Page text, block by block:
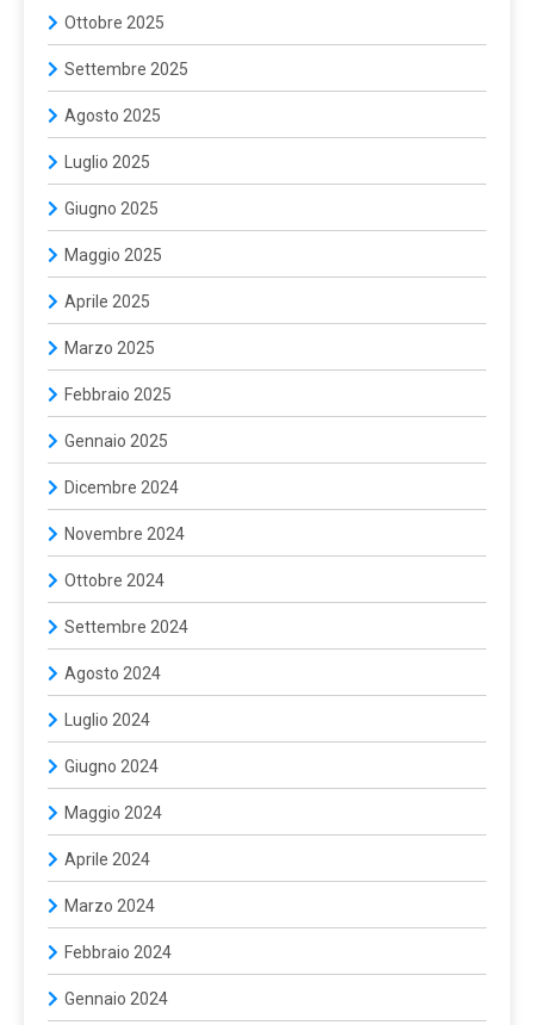
Ottobre 2025
Settembre 2025
Agosto 2025
Luglio 2025
Giugno 2025
Maggio 2025
Aprile 2025
Marzo 2025
Febbraio 2025
Gennaio 2025
Dicembre 2024
Novembre 2024
Ottobre 2024
Settembre 2024
Agosto 2024
Luglio 2024
Giugno 2024
Maggio 2024
Aprile 2024
Marzo 2024
Febbraio 2024
Gennaio 2024